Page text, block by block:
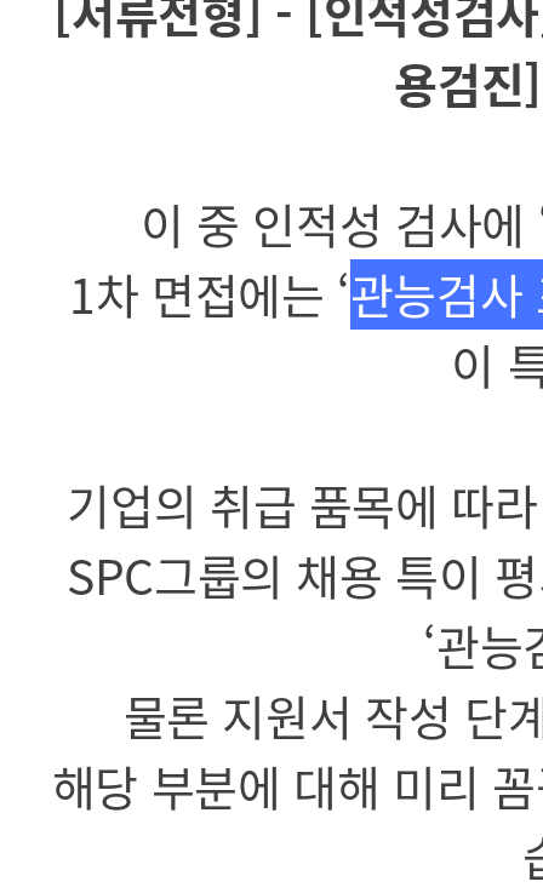
용검
이 중 인적성 검사에
1차 면접에는 ‘관능검사
이
기업의 취급 품목에 따
SPC그룹의 채용 특이
‘관
물론 지원서 작성 단
해당 부분에 대해 미리